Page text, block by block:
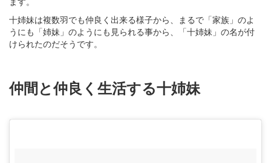
十姉妹は複数羽でも仲良く出来る様子から、まるで「家族」のよ
うにも「姉妹」のようにも見られる事から、「十姉妹」の名が付
けられたのだそうです。
仲間と仲良く生活する十姉妹